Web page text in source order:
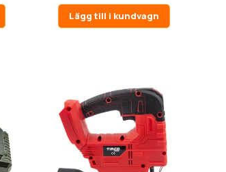
Lägg till i kundvagn